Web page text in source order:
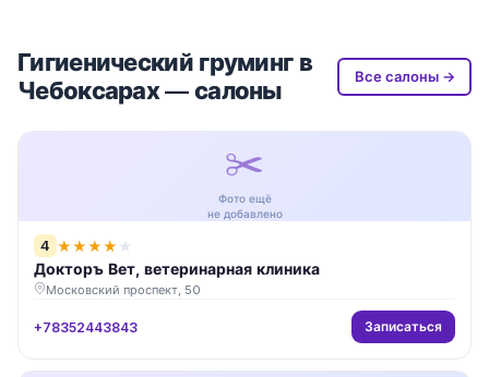
Гигиенический груминг в
Чебоксарах — салоны
Все салоны →
✂️
Фото ещё
не добавлено
4 ★★★★ ★
Докторъ Вет, ветеринарная клиника
Московский проспект, 50
+78352443843 Записаться